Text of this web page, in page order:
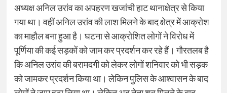
अध्यक्ष अनिल उरांव का अपहरण खजांची हाट थानाक्षेत्र से किया
गया था। वहीं अनिल उरांव की लाश मिलने के बाद क्षेत्र में आक्रोश
का माहौल बना हुआ है। घटना से आक्रोशित लोगों ने विरोध में
पूर्णिया की कई सड़कों को जाम कर प्रदर्शन कर रहे हैं। गौरतलब है
कि अनिल उरांव की बरामदगी को लेकर लोगों शनिवार को भी सड़क
को जामकर प्रदर्शन किया था। लेकिन पुलिस के आश्वासन के बाद